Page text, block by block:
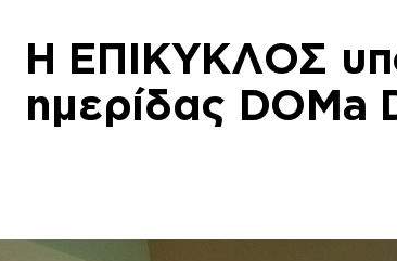
Η ΕΠΙΚΥΚΛΟΣ
ημερίδας DOMa